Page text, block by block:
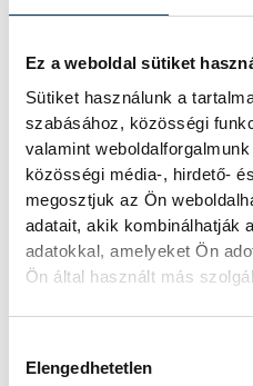
Ez a weboldal sütiket
Sütiket használunk a
szabásához, közösségi
valamint
közösségi média-, hirdető-
megosztjuk az Ön
adatait, akik kombinálhatják
adatokkal, amelyeket Ön
Ön által használt más
Elengedhetetlen
Véleménye szerint a
úgy gondolja, nem
várni a következő
sport kézilabda
Fazekas Gergő
Javier Sabaté